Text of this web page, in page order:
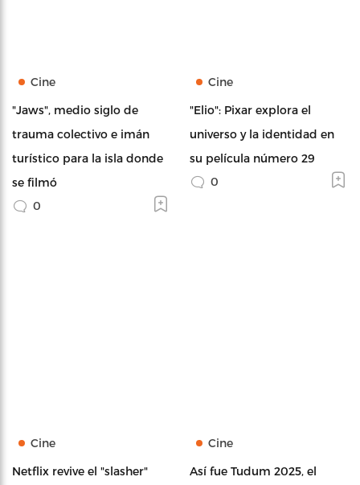
Cine
"Jaws", medio siglo de
trauma colectivo e imán
turístico para la isla donde
se filmó
0
Cine
"Elio": Pixar explora el
universo y la identidad en
su película número 29
0
Cine
Netflix revive el "slasher"
Cine
Así fue Tudum 2025, el